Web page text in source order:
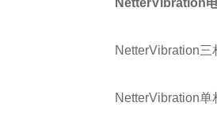
NetterVibration
NetterVibration
NetterVibration